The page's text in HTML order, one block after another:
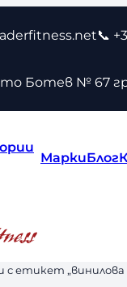
📞
Ботев № 67
МаркиБлог
с етикет „винилова